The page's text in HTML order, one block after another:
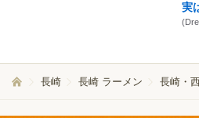
実
長崎 長崎 ラーメン 長崎・